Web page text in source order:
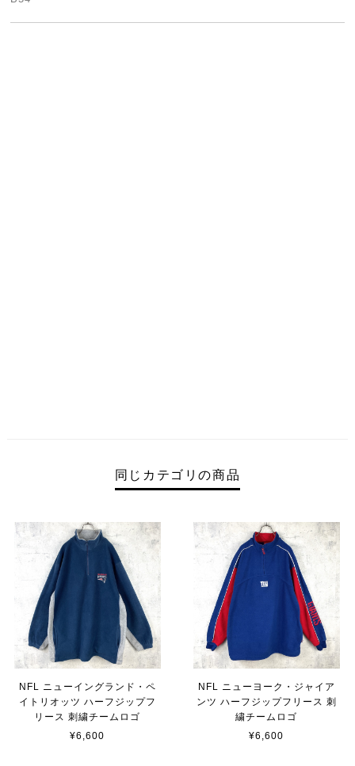
同じカテゴリの商品
NFL ニューイングランド・ペ
イトリオッツ ハーフジップフ
リース 刺繍チームロゴ
¥6,600
NFL ニューヨーク・ジャイア
ンツ ハーフジップフリース 刺
繍チームロゴ
¥6,600